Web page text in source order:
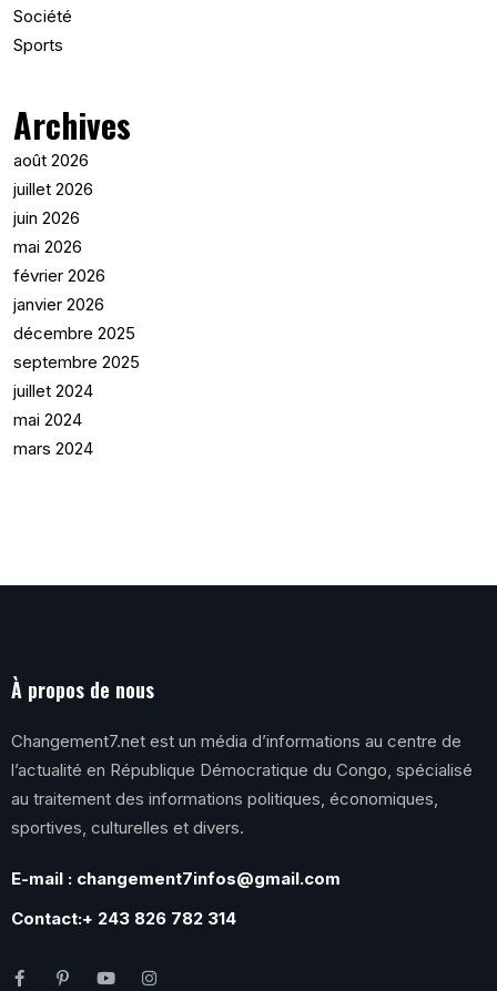
Société
Sports
Archives
août 2026
juillet 2026
juin 2026
mai 2026
février 2026
janvier 2026
décembre 2025
septembre 2025
juillet 2024
mai 2024
mars 2024
À propos de nous
Changement7.net est un média d’informations au centre de
l’actualité en République Démocratique du Congo, spécialisé
au traitement des informations politiques, économiques,
sportives, culturelles et divers.
E-mail : changement7infos@gmail.com
Contact:+ 243 826 782 314